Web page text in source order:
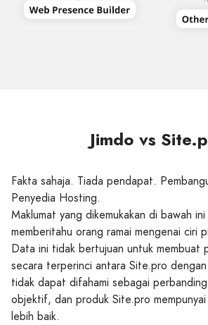
Jimdo vs
Fakta sahaja. Tiada pendapat.
Penyedia Hosting.
Maklumat yang dikemukakan di bawah
memberitahu orang ramai mengenai ciri
Data ini tidak bertujuan untuk membuat
secara terperinci antara Site.pro
tidak dapat difahami sebagai
objektif, dan produk Site.pro
lebih baik.